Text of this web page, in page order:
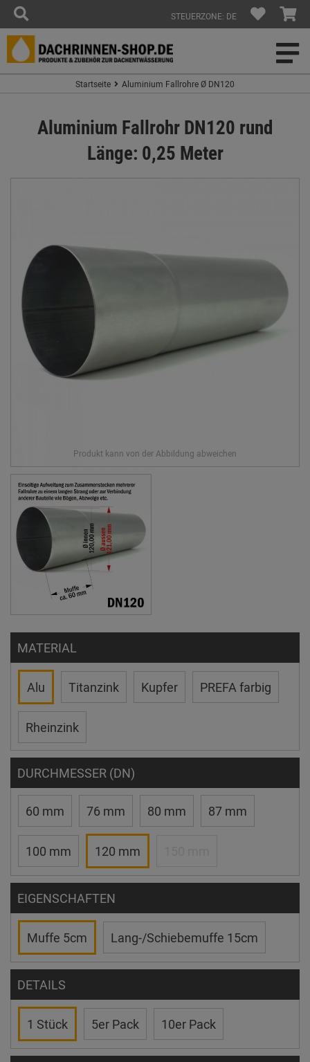
STEUERZONE: DE
Startseite Aluminium Fallrohre Ø DN120
Aluminium Fallrohr DN120 rund
Länge: 0,25 Meter
MATERIAL
Alu Titanzink Kupfer PREFA farbig
Rheinzink
DURCHMESSER (DN)
60 mm 76 mm 80 mm 87 mm
100 mm 120 mm
EIGENSCHAFTEN
Muffe 5cm Lang-/Schiebemuffe 15cm
DETAILS
1 Stück 5er Pack 10er Pack